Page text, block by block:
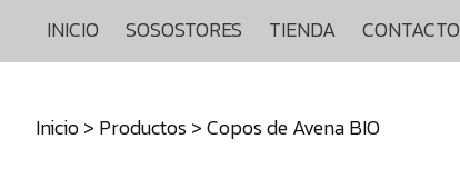
INICIO SOSOSTORES TIENDA CONTACTO
Ultimas
640271930
Inicio> Productos> Copos de Avena BIO